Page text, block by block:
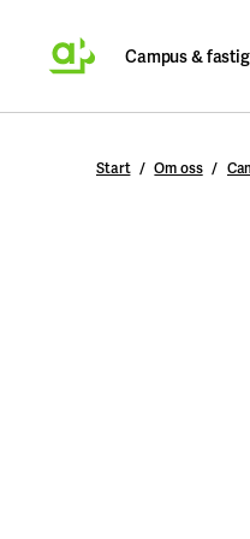
Campus &
Sök
Start Om oss